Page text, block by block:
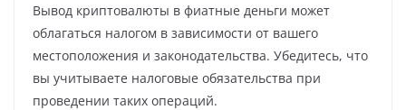
Вывод криптовалюты в фиатные деньги может
облагаться налогом в зависимости от вашего
местоположения и законодательства. Убедитесь, что
вы учитываете налоговые обязательства при
проведении таких операций.